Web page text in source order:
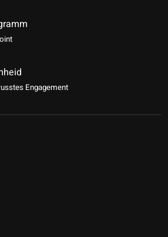
Engagement